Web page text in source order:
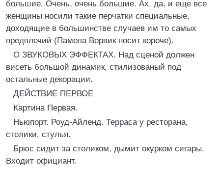
большие. Очень, очень большие. Ах, да, и еще все
женщины носили такие перчатки специальные,
доходящие в большинстве случаев им то самых
предплечий (Памела Ворвик носит короче).
О ЗВУКОВЫХ ЭФФЕКТАХ. Над сценой должен
висеть большой динамик, стилизованый под
остальные декорации.
ДЕЙСТВИЕ ПЕРВОЕ
Картина Первая.
Ньюпорт. Роуд-Айленд. Терраса у ресторана,
столики, стулья.
Брюс сидит за столиком, дымит окурком сигары.
Входит официант.